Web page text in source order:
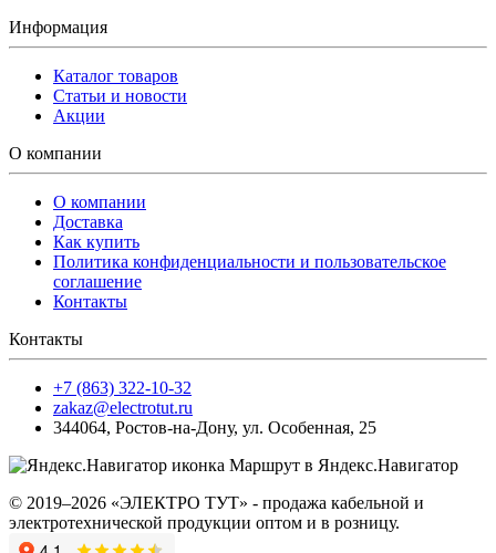
Информация
Каталог товаров
Статьи и новости
Акции
О компании
О компании
Доставка
Как купить
Политика конфиденциальности и пользовательское
соглашение
Контакты
Контакты
+7 (863) 322-10-32
zakaz@electrotut.ru
344064, Ростов-на-Дону, ул. Особенная, 25
Маршрут в Яндекс.Навигатор
© 2019–2026 «ЭЛЕКТРО ТУТ» - продажа кабельной и
электротехнической продукции оптом и в розницу.